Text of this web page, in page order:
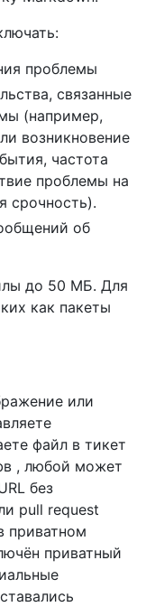
проблемы
связанные
(например,
возникновение
частота
проблемы на
срочность).
об
до 50 МБ. Для
как пакеты
или
файл в тикет
, любой может
без
pull request
приватном
приватный